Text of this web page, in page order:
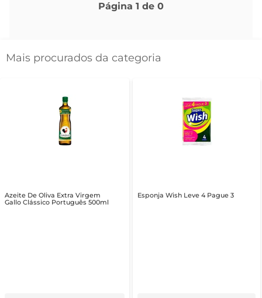
Página 1 de 0
Mais procurados da categoria
Azeite De Oliva Extra Virgem
Gallo Clássico Português 500ml
Esponja Wish Leve 4 Pague 3